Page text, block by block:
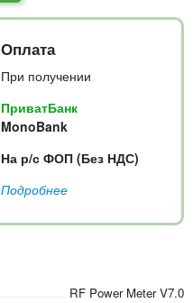
Оплата
При получении
ПриватБанк
MonoBank
На р/с ФОП (Без НДС)
Подробнее
RF Power Meter V7.0